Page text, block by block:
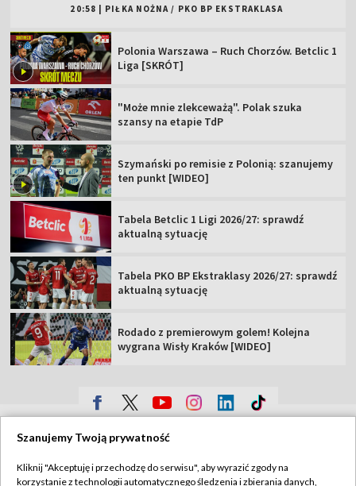
20:58 PIŁKA NOŻNA / PKO BP EKSTRAKLASA
Polonia Warszawa – Ruch Chorzów. Betclic 1
Liga [SKRÓT]
"Może mnie zlekceważą". Polak szuka
szansy na etapie TdP
Szymański po remisie z Polonią: szanujemy
ten punkt [WIDEO]
Tabela Betclic 1 Ligi 2026/27: sprawdź
aktualną sytuację
Tabela PKO BP Ekstraklasy 2026/27: sprawdź
aktualną sytuację
Rodado z premierowym golem! Kolejna
wygrana Wisły Kraków [WIDEO]
Sklep TVP
Polityka prywatności
Szanujemy Twoją prywatność
Kliknij "Akceptuję i przechodzę do serwisu", aby wyrazić zgody na
korzystanie z technologii automatycznego śledzenia i zbierania danych,